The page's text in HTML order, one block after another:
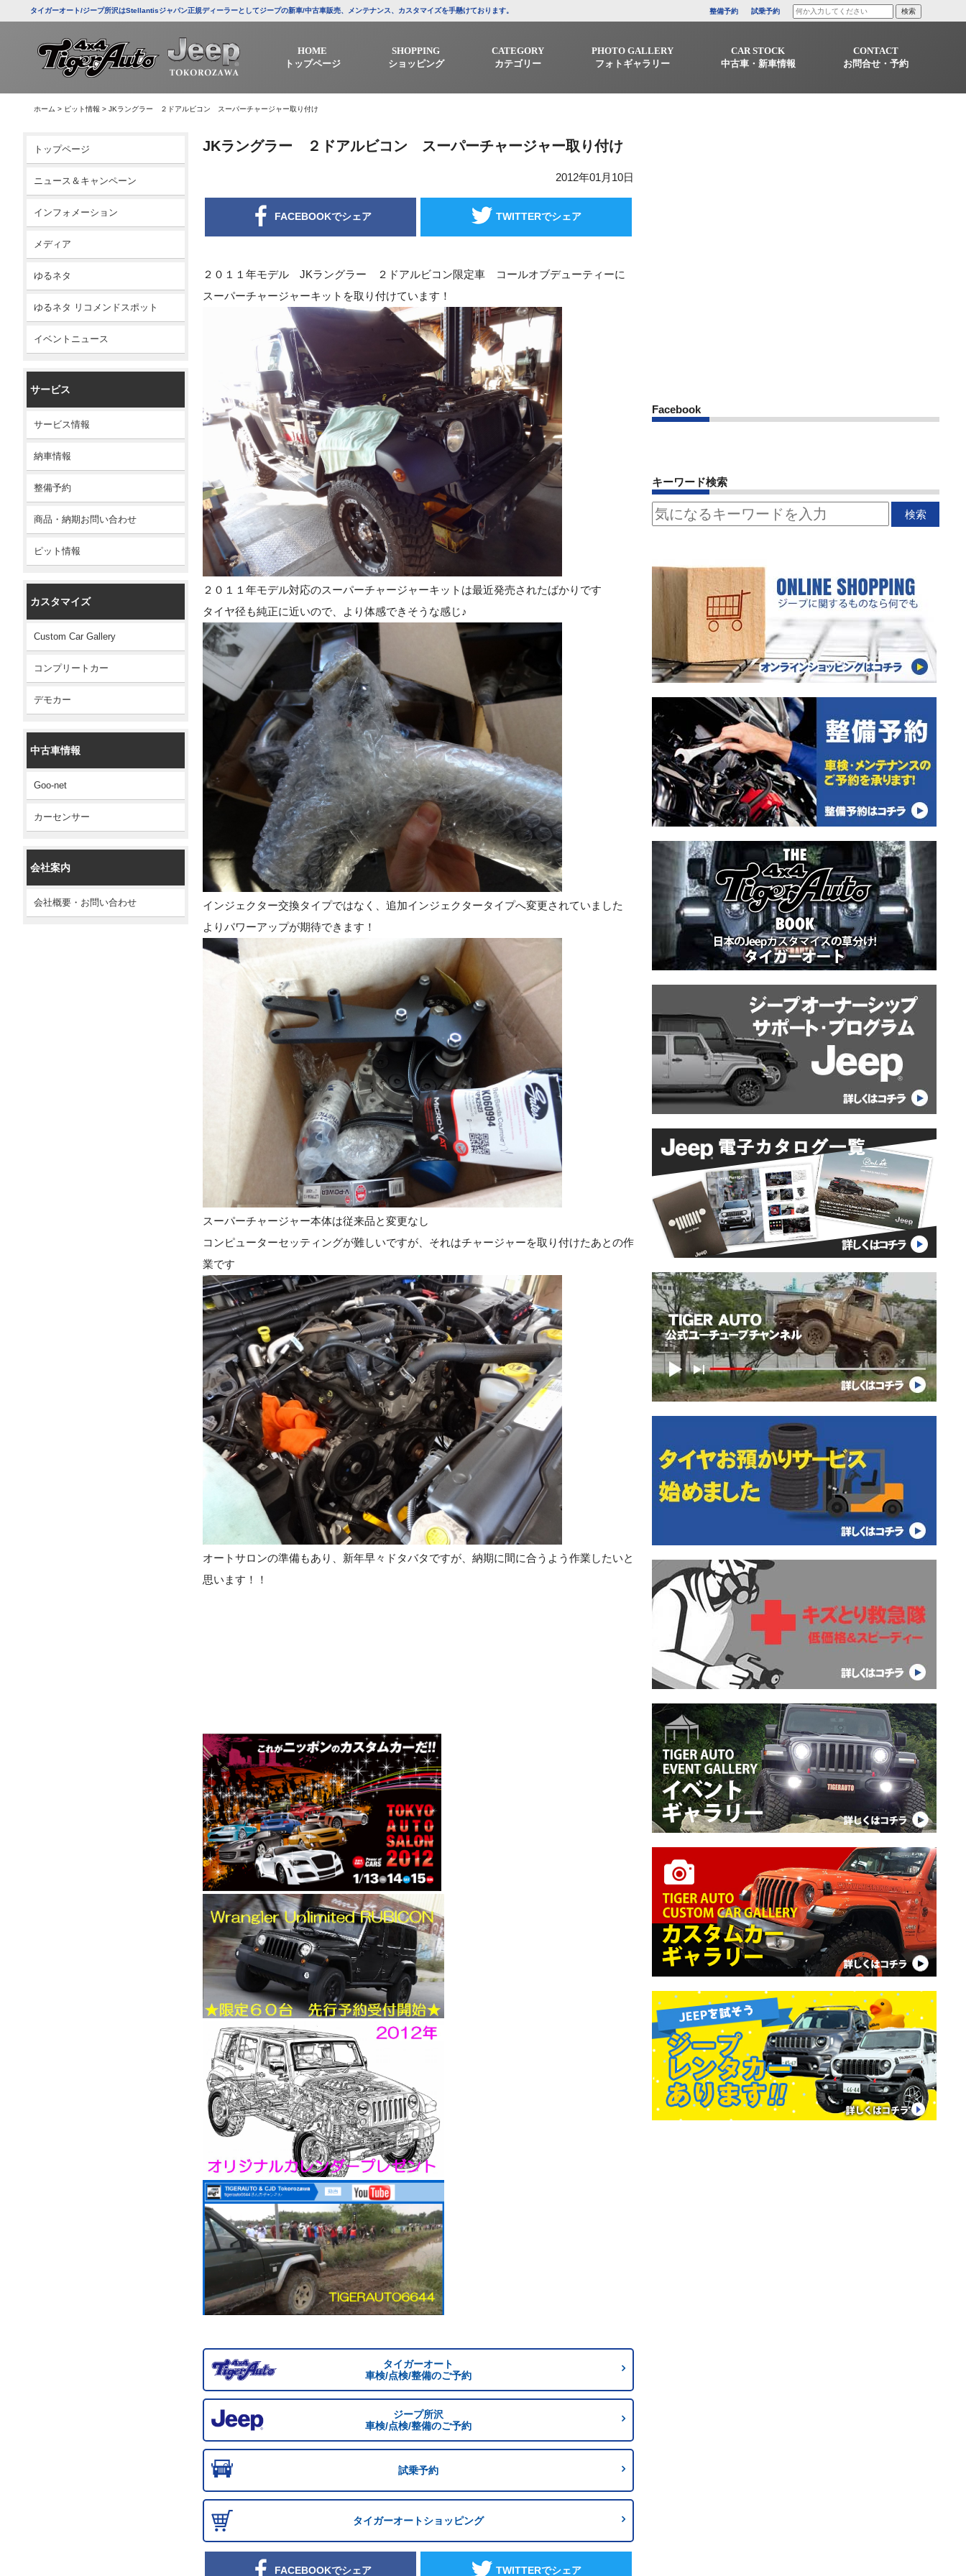
タイガーオート/ジープ所沢はStellantisジャパン正規ディーラーとしてジープの新車/中古車販売、メンテナンス、カスタマイズを手懸けております。 整備予約 試乗予約
HOME
トップページ
SHOPPING
ショッピング
CATEGORY
カテゴリー
PHOTO GALLERY
フォトギャラリー
CAR STOCK
中古車・新車情報
CONTACT
お問合せ・予約
ホーム > ピット情報 > JKラングラー ２ドアルビコン スーパーチャージャー取り付け
トップページ
ニュース＆キャンペーン
インフォメーション
メディア
ゆるネタ
ゆるネタ リコメンドスポット
イベントニュース
サービス
サービス情報
納車情報
整備予約
商品・納期お問い合わせ
ピット情報
カスタマイズ
Custom Car Gallery
コンプリートカー
デモカー
中古車情報
Goo-net
カーセンサー
会社案内
会社概要・お問い合わせ
JKラングラー ２ドアルビコン スーパーチャージャー取り付け
2012年01月10日
FACEBOOKでシェア TWITTERでシェア
２０１１年モデル JKラングラー ２ドアルビコン限定車 コールオブデューティーに
スーパーチャージャーキットを取り付けています！
２０１１年モデル対応のスーパーチャージャーキットは最近発売されたばかりです
タイヤ径も純正に近いので、より体感できそうな感じ♪
インジェクター交換タイプではなく、追加インジェクタータイプへ変更されていました
よりパワーアップが期待できます！
スーパーチャージャー本体は従来品と変更なし
コンピューターセッティングが難しいですが、それはチャージャーを取り付けたあとの作
業です
オートサロンの準備もあり、新年早々ドタバタですが、納期に間に合うよう作業したいと
思います！！
タイガーオート
車検/点検/整備のご予約
ジープ所沢
車検/点検/整備のご予約
試乗予約
タイガーオートショッピング
FACEBOOKでシェア TWITTERでシェア
Facebook
キーワード検索